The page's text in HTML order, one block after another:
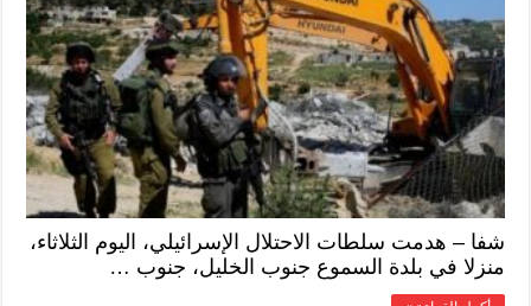
شفا – هدمت سلطات الاحتلال الإسرائيلي، اليوم الثلاثاء،
منزلا في بلدة السموع جنوب الخليل، جنوب …